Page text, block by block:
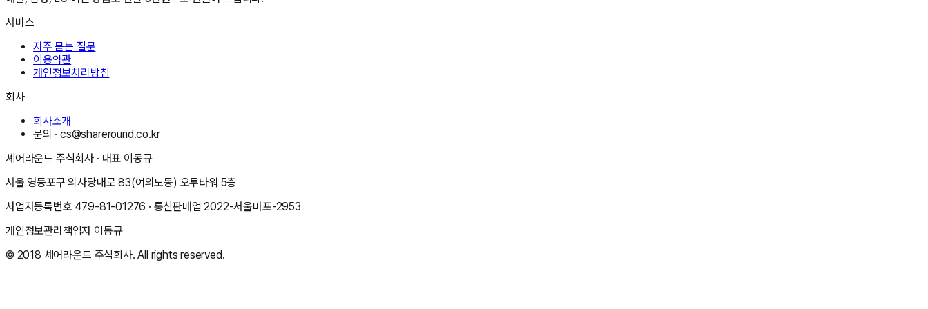
서비스
자주 묻는 질문
이용약관
개인정보처리방침
회사
회사소개
문의 ·cs@shareround.co.kr
셰어라운드 주식회사 · 대표 이동규
서울 영등포구 의사당대로 83(여의도동) 오투타워 5층
사업자등록번호 479-81-01276 · 통신판매업2022-서울마포-2953
개인정보관리책임자 이동규
© 2018 셰어라운드 주식회사. All rights reserved.